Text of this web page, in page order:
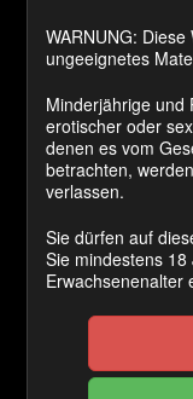
1.
lässt. Ich
Zum
28.
Wieder ein
Zum
WARNUNG:
ungeeignetes
Minderjährige und
erotischer oder
denen es vom
betrachten,
verlassen.
Sie dürfen auf
Sie mindestens
Erwachsenenalter